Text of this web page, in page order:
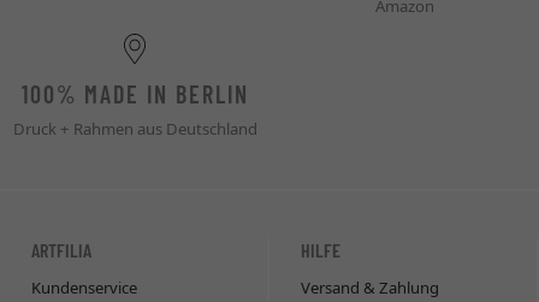
Amazon
100% MADE IN BERLIN
Druck + Rahmen aus Deutschland
ARTFILIA
Kundenservice
HILFE
Versand & Zahlung